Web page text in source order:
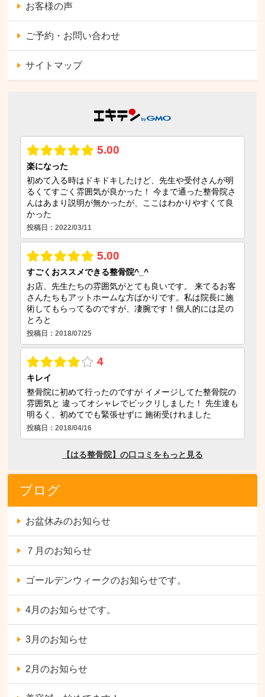
お客様の声
ご予約・お問い合わせ
サイトマップ
ブログ
お盆休みのお知らせ
７月のお知らせ
ゴールデンウィークのお知らせです。
4月のお知らせです。
3月のお知らせ
2月のお知らせ